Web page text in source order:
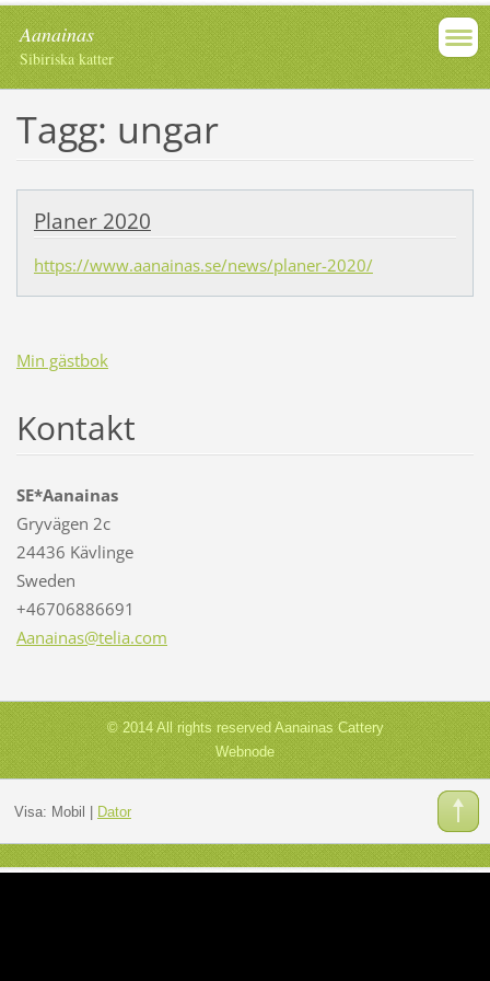
Aanainas
Sibiriska katter
Tagg: ungar
Planer 2020
https://www.aanainas.se/news/planer-2020/
Min gästbok
Kontakt
SE*Aanainas
Gryvägen 2c
24436 Kävlinge
Sweden
+46706886691
Aanainas@telia.com
© 2014 All rights reserved Aanainas Cattery
Webnode
Visa: Mobil Dator